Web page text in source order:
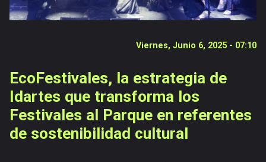
Publicaciones
Versiones
Viernes, Junio 6, 2025 - 07:10
EcoFestivales, la estrategia de
Idartes que transforma los
Festivales al Parque en referentes
de sostenibilidad cultural